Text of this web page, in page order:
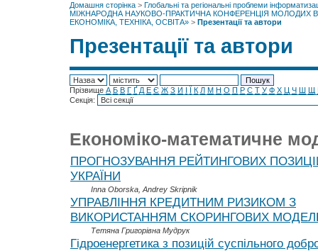
Домашня сторінка > Глобальні та регіональні проблеми
МІЖНАРОДНА НАУКОВО-ПРАКТИЧНА КОНФЕРЕНЦІЯ МОЛОДИХ
ЕКОНОМІКА, ТЕХНІКА, ОСВІТА» > Презентації та автори
Презентації та автори
Прізвище А Б В Г Ґ Д Е Є Ж З И І Ї К Л М Н О П Р С Т У Ф Х Ц Ч Ш Щ
Секція:
Економіко-математичне
ПРОГНОЗУВАННЯ РЕЙТИНГОВИХ
УКРАЇНИ
Inna Oborska, Andrey Skripnik
УПРАВЛІННЯ КРЕДИТНИМ РИЗИКОМ З
ВИКОРИСТАННЯМ СКОРИНГОВИХ
Тетяна Григорівна Мудрук
Гідроенергетика з позицій суспільного